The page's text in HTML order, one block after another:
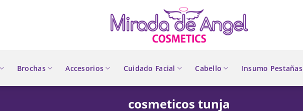
Brochas Accesorios Cuidado Facial Cabello Insumo Pestañas
cosmeticos tunja